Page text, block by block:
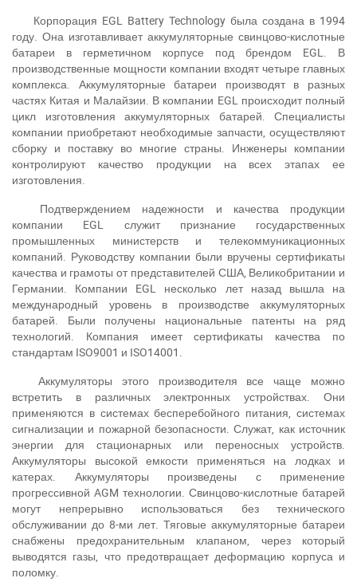
Корпорация EGL Battery Technology была создана в 1994
году. Она изготавливает аккумуляторные свинцово-кислотные
батареи в герметичном корпусе под брендом EGL. В
производственные мощности компании входят четыре главных
комплекса. Аккумуляторные батареи производят в разных
частях Китая и Малайзии. В компании EGL происходит полный
цикл изготовления аккумуляторных батарей. Специалисты
компании приобретают необходимые запчасти, осуществляют
сборку и поставку во многие страны. Инженеры компании
контролируют качество продукции на всех этапах ее
изготовления.
Подтверждением надежности и качества продукции
компании EGL служит признание государственных
промышленных министерств и телекоммуникационных
компаний. Руководству компании были вручены сертификаты
качества и грамоты от представителей США, Великобритании и
Германии. Компании EGL несколько лет назад вышла на
международный уровень в производстве аккумуляторных
батарей. Были получены национальные патенты на ряд
технологий. Компания имеет сертификаты качества по
стандартам ISO9001 и ISO14001.
Аккумуляторы этого производителя все чаще можно
встретить в различных электронных устройствах. Они
применяются в системах бесперебойного питания, системах
сигнализации и пожарной безопасности. Служат, как источник
энергии для стационарных или переносных устройств.
Аккумуляторы высокой емкости применяться на лодках и
катерах. Аккумуляторы произведены с применение
прогрессивной AGM технологии. Свинцово-кислотные батарей
могут непрерывно использоваться без технического
обслуживании до 8-ми лет. Тяговые аккумуляторные батареи
снабжены предохранительным клапаном, через который
выводятся газы, что предотвращает деформацию корпуса и
поломку.
При отсутствии связи - пишите, звоните в Viber /
Telegram (093) 600-51-11